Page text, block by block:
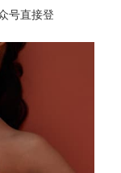
号直接登